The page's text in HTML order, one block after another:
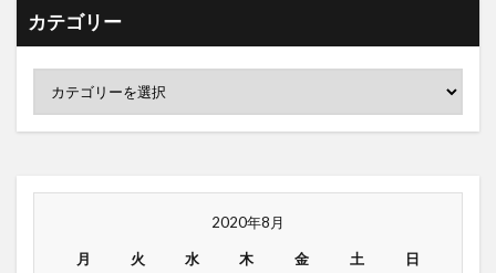
カテゴリー
2020年8月
月 火 水 木 金 土 日